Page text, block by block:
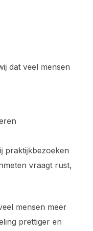
dat veel mensen
praktijkbezoeken
vraagt rust,
mensen meer
prettiger en